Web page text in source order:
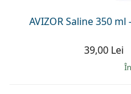
AVIZOR Saline 350
39,00 Lei